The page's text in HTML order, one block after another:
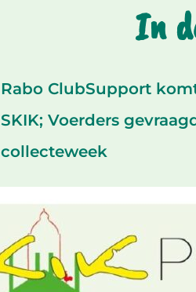
In
Rabo ClubSupport
SKIK; Voerders
collecteweek